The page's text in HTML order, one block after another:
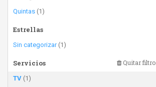
Quintas (1)
Estrellas
Sin categorizar(1)
Servicios Quitar filtro
TV (1)